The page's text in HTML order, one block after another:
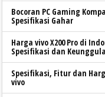
Bocoran PC Gaming
Spesifikasi Gahar
Harga vivo X200 Pro di
Spesifikasi dan
Spesifikasi, Fitur dan
vivo